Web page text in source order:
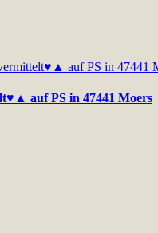
auf PS in 47441 Moers